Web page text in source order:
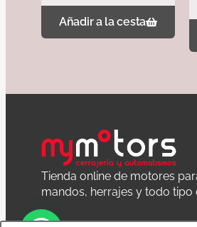
Añadir a la cesta
Tienda online de motores
mandos, herrajes y todo tipo